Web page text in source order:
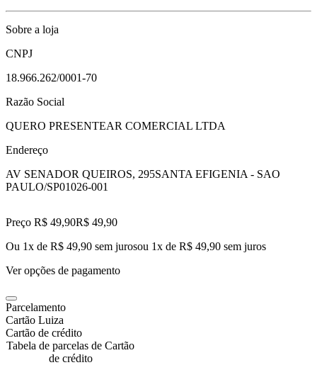
Sobre a loja
CNPJ
18.966.262/0001-70
Razão Social
QUERO PRESENTEAR COMERCIAL LTDA
Endereço
AV SENADOR QUEIROS, 295SANTA EFIGENIA - SAO
PAULO/SP01026-001
Preço R$ 49,90R$ 49,90
Ou 1x de R$ 49,90 sem jurosou 1x de R$ 49,90 sem juros
Ver opções de pagamento
Parcelamento
Cartão Luiza
Cartão de crédito
Tabela de parcelas de Cartão
de crédito